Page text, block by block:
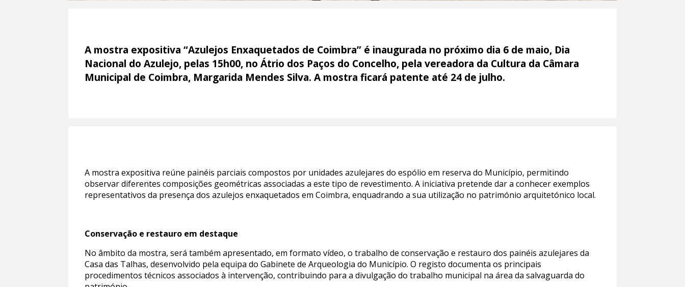
A mostra expositiva “Azulejos Enxaquetados de Coimbra” é inaugurada no próximo dia 6 de maio, Dia
Nacional do Azulejo, pelas 15h00, no Átrio dos Paços do Concelho, pela vereadora da Cultura da Câmara
Municipal de Coimbra, Margarida Mendes Silva. A mostra ficará patente até 24 de julho.
A mostra expositiva reúne painéis parciais compostos por unidades azulejares do espólio em reserva do Município, permitindo
observar diferentes composições geométricas associadas a este tipo de revestimento. A iniciativa pretende dar a conhecer exemplos
representativos da presença dos azulejos enxaquetados em Coimbra, enquadrando a sua utilização no património arquitetónico local.
Conservação e restauro em destaque
No âmbito da mostra, será também apresentado, em formato vídeo, o trabalho de conservação e restauro dos painéis azulejares da
Casa das Talhas, desenvolvido pela equipa do Gabinete de Arqueologia do Município. O registo documenta os principais
procedimentos técnicos associados à intervenção, contribuindo para a divulgação do trabalho municipal na área da salvaguarda do